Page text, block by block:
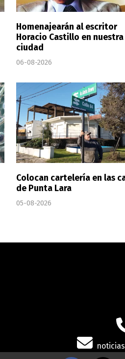
Homenajearán al escritor
Horacio Castillo en nuestra
ciudad
06-08-2026
Colocan cartelería en las
de Punta Lara
05-08-2026